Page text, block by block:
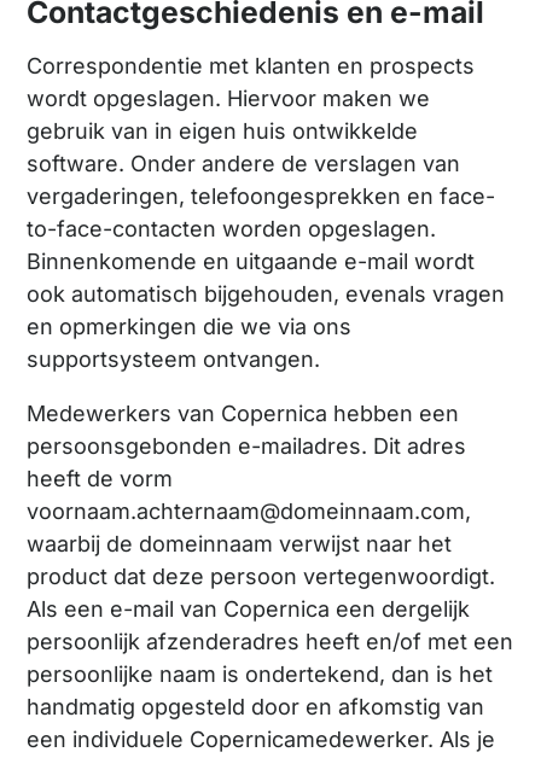
Contactgeschiedenis en e-mail
Correspondentie met klanten en prospects
wordt opgeslagen. Hiervoor maken we
gebruik van in eigen huis ontwikkelde
software. Onder andere de verslagen van
vergaderingen, telefoongesprekken en face-
to-face-contacten worden opgeslagen.
Binnenkomende en uitgaande e-mail wordt
ook automatisch bijgehouden, evenals vragen
en opmerkingen die we via ons
supportsysteem ontvangen.
Medewerkers van Copernica hebben een
persoonsgebonden e-mailadres. Dit adres
heeft de vorm
voornaam.achternaam@domeinnaam.com,
waarbij de domeinnaam verwijst naar het
product dat deze persoon vertegenwoordigt.
Als een e-mail van Copernica een dergelijk
persoonlijk afzenderadres heeft en/of met een
persoonlijke naam is ondertekend, dan is het
handmatig opgesteld door en afkomstig van
een individuele Copernicamedewerker. Als je